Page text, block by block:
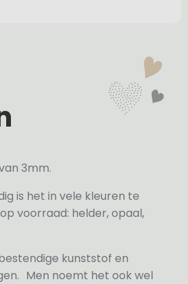
3mm.
is het in vele kleuren te
voorraad: helder, opaal,
kunststof en
Men noemt het ook wel